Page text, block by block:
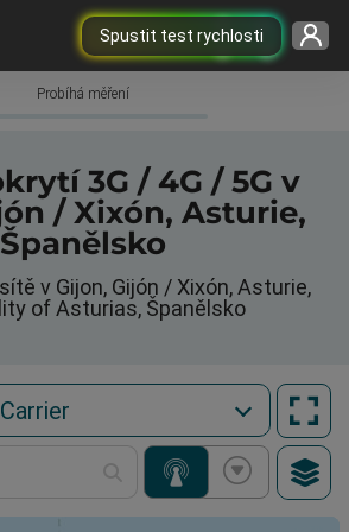
Spustit test rychlosti
Probíhá měření
3G / 4G / 5G v
/ Xixón, Asturie,
Španělsko
v Gijon, Gijón / Xixón, Asturie,
of Asturias, Španělsko